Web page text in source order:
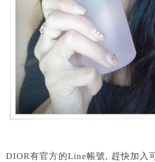
DIOR有官方的Line帳號, 趕快加入